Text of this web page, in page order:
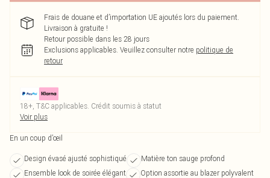
Frais de douane et d’importation UE ajoutés lors du paiement.
Livraison à gratuite !
Retour possible dans les 28 jours
Exclusions applicables. Veuillez consulter notre politique de
retour
18+, T&C applicables. Crédit soumis à statut
Voir plus
En un coup d’œil
Design évasé ajusté sophistiqué
Matière ton sauge profond
Ensemble look de soirée élégant
Option assortie au blazer polyvalent